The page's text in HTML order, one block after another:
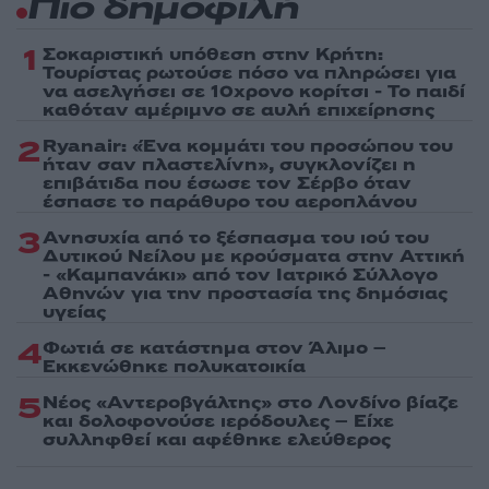
Πιο δημοφιλή
1 Σοκαριστική υπόθεση στην Κρήτη:
Τουρίστας ρωτούσε πόσο να πληρώσει για
να ασελγήσει σε 10χρονο κορίτσι - Το παιδί
καθόταν αμέριμνο σε αυλή επιχείρησης
2Ryanair: «Ένα κομμάτι του προσώπου του
ήταν σαν πλαστελίνη», συγκλονίζει η
επιβάτιδα που έσωσε τον Σέρβο όταν
έσπασε το παράθυρο του αεροπλάνου
3Ανησυχία από το ξέσπασμα του ιού του
Δυτικού Νείλου με κρούσματα στην Αττική
- «Καμπανάκι» από τον Ιατρικό Σύλλογο
Αθηνών για την προστασία της δημόσιας
υγείας
4Φωτιά σε κατάστημα στον Άλιμο –
Εκκενώθηκε πολυκατοικία
5Νέος «Αντεροβγάλτης» στο Λονδίνο βίαζε
και δολοφονούσε ιερόδουλες – Είχε
συλληφθεί και αφέθηκε ελεύθερος